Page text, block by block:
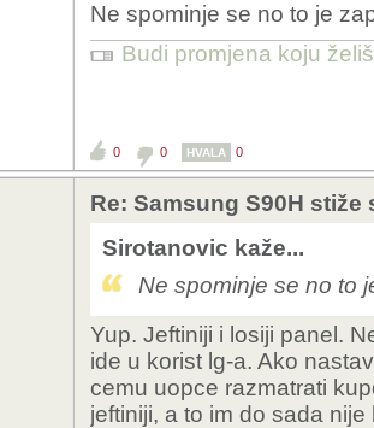
Ne spominje se no to je
Budi promjena koju
0 0 HVALA 0
Re: Samsung S90H
Sirotanovic kaže...
Ne spominje se no to
Yup. Jeftiniji i losiji panel.
ide u korist lg-a. Ako
cemu uopce razmatrati
jeftiniji, a to im do sada nije